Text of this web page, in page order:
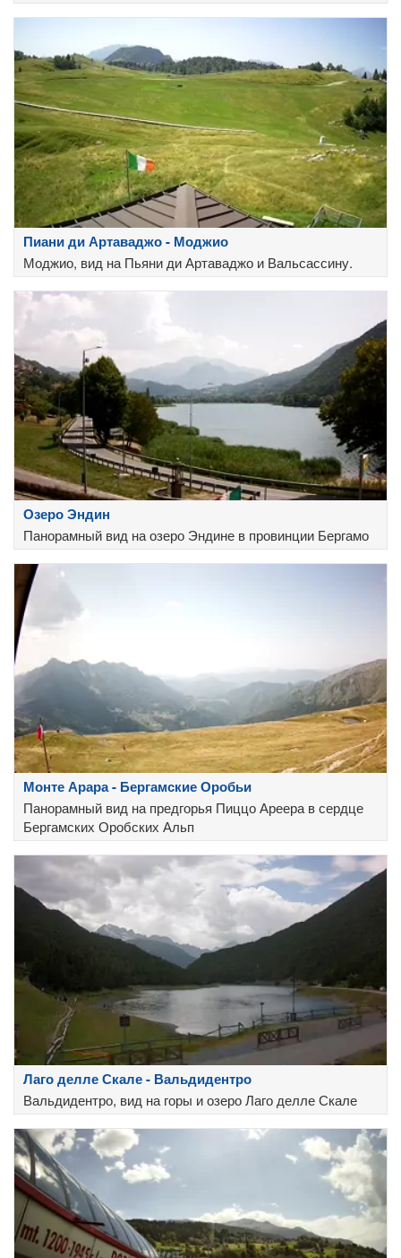
Пиани ди Артаваджо - Моджио
Моджио, вид на Пьяни ди Артаваджо и Вальсассину.
Озеро Эндин
Панорамный вид на озеро Эндине в провинции Бергамо
Монте Арара - Бергамские Оробьи
Панорамный вид на предгорья Пиццо Ареера в сердце
Бергамских Оробских Альп
Лаго делле Скале - Вальдидентро
Вальдидентро, вид на горы и озеро Лаго делле Скале